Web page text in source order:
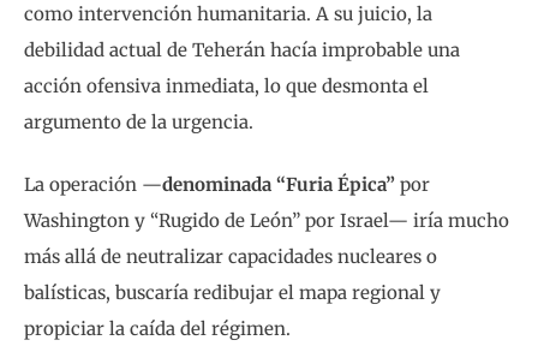
como intervención humanitaria. A su juicio, la
debilidad actual de Teherán hacía improbable una
acción ofensiva inmediata, lo que desmonta el
argumento de la urgencia.
La operación —denominada “Furia Épica” por
Washington y “Rugido de León” por Israel— iría mucho
más allá de neutralizar capacidades nucleares o
balísticas, buscaría redibujar el mapa regional y
propiciar la caída del régimen.